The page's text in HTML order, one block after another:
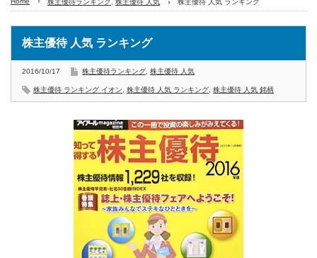
株主優待ランキング 株主優待 人気 株主優待 人気 ランキング
株主優待 人気 ランキング
2016/10/17 株主優待ランキング 株主優待 人気
株主優待 ランキング イオン 株主優待 人気 ランキング 株主優待 人気 銘柄